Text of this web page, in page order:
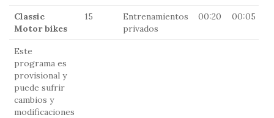
Classic
Motor bikes
15
Entrenamientos
privados
00:20 00:05
Este
programa es
provisional y
puede sufrir
cambios y
modificaciones